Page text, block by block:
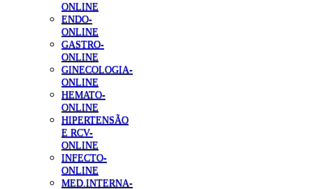
ONLINE
ENDO-
ONLINE
GASTRO-
ONLINE
GINECOLOGIA-
ONLINE
HEMATO-
ONLINE
HIPERTENSÃO
E RCV-
ONLINE
INFECTO-
ONLINE
MED.INTERNA-